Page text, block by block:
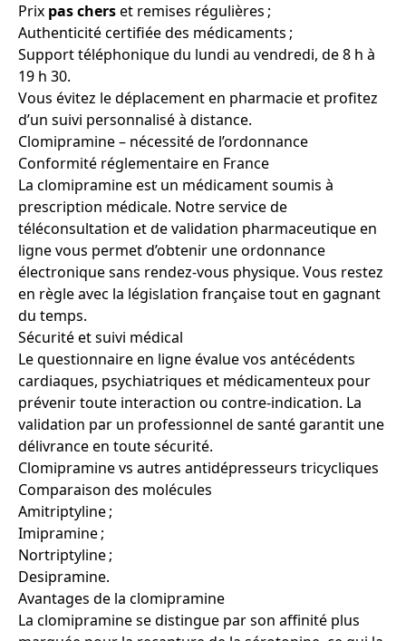
Prix pas cherset remises régulières ;
Authenticité certifiée des médicaments ;
Support téléphonique du lundi au vendredi, de 8 h à
19 h 30.
Vous évitez le déplacement en pharmacie et profitez
d’un suivi personnalisé à distance.
Clomipramine – nécessité de l’ordonnance
Conformité réglementaire en France
La clomipramine est un médicament soumis à
prescription médicale. Notre service de
téléconsultation et de validation pharmaceutique en
ligne vous permet d’obtenir une ordonnance
électronique sans rendez-vous physique. Vous restez
en règle avec la législation française tout en gagnant
du temps.
Sécurité et suivi médical
Le questionnaire en ligne évalue vos antécédents
cardiaques, psychiatriques et médicamenteux pour
prévenir toute interaction ou contre-indication. La
validation par un professionnel de santé garantit une
délivrance en toute sécurité.
Clomipramine vs autres antidépresseurs tricycliques
Comparaison des molécules
Amitriptyline ;
Imipramine ;
Nortriptyline ;
Desipramine.
Avantages de la clomipramine
La clomipramine se distingue par son affinité plus